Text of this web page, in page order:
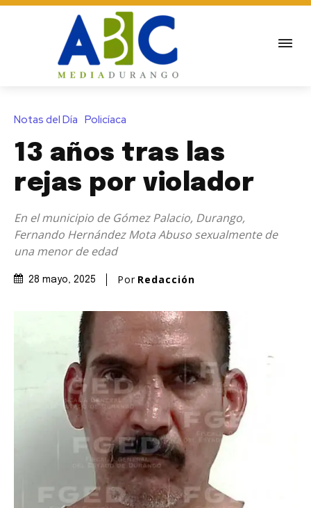
Notas del Día Policíaca
13 años tras las
rejas por violador
En el municipio de Gómez Palacio, Durango,
Fernando Hernández Mota Abuso sexualmente de
una menor de edad
28 mayo, 2025 Por Redacción